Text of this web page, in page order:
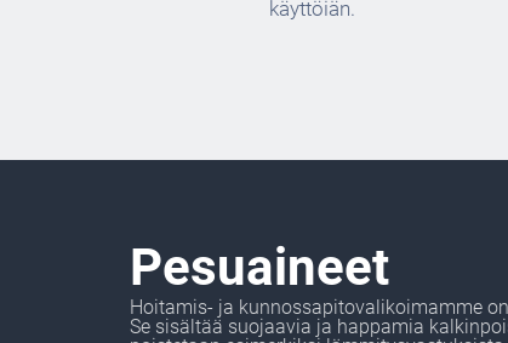
käyttöiän.
Pesuaineet
Hoitamis- ja kunnossapitovalikoimamme
Se sisältää suojaavia ja happamia